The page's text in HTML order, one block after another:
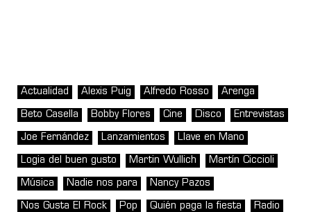
Actualidad Alexis Puig Alfredo Rosso Arenga
Beto Casella Bobby Flores Cine Disco Entrevistas
Joe Fernández Lanzamientos Llave en Mano
Logia del buen gusto Martin Wullich Martín Ciccioli
Música Nadie nos para Nancy Pazos
Nos Gusta El Rock Pop Quién paga la fiesta Radio